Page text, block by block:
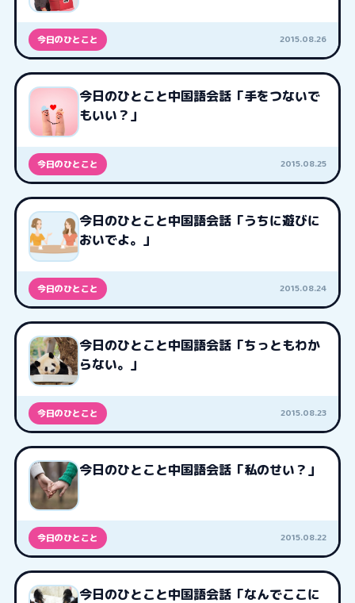
今日のひとこと 2015.08.26
今日のひとこと中国語会話「手をつないで
もいい？」
今日のひとこと 2015.08.25
今日のひとこと中国語会話「うちに遊びに
おいでよ。」
今日のひとこと 2015.08.24
今日のひとこと中国語会話「ちっともわか
らない。」
今日のひとこと 2015.08.23
今日のひとこと中国語会話「私のせい？」
今日のひとこと 2015.08.22
今日のひとこと中国語会話「なんでここに